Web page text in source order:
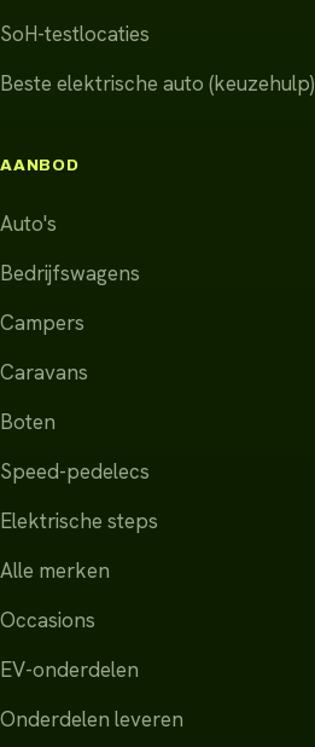
SoH-testlocaties
Beste elektrische auto (keuzehulp)
AANBOD
Auto's
Bedrijfswagens
Campers
Caravans
Boten
Speed-pedelecs
Elektrische steps
Alle merken
Occasions
EV-onderdelen
Onderdelen leveren